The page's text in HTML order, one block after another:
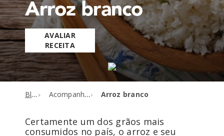
Arroz branco
AVALIAR
RECEITA
Blog Acompanhamentos Arroz branco
Certamente um dos grãos mais
consumidos no país, o arroz e seu